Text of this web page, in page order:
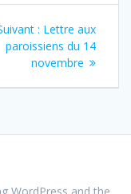
: Article
suivant
:
Lettre aux
paroissiens du 14
novembre